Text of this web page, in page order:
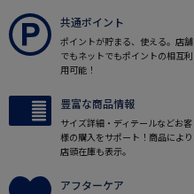
共通ポイント
ポイントが貯まる、使える。店舗
でもネットでもポイントの相互利
用可能！
豊富な商品情報
サイズ詳細・ディテールなどお客
様の購入をサポート！商品により
店頭在庫も表示。
アフターケア